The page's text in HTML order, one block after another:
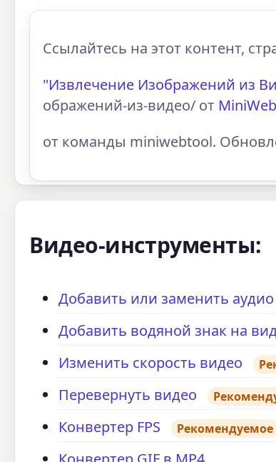
Ссылайтесь на этот контент,
"Извлечение Изображений из
ображений-из-видео/ от
от команды miniwebtool.
Видео-инструменты:
Добавить или заменить
Добавить водяной знак на
Изменить скорость видео
Перевернуть видео
Конвертер FPS Рекомендуемое